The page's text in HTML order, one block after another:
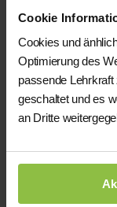
Cookie
Cookies und
Optimierung des
passende
geschaltet und es
an Dritte
Nachhilfe-
möglichst
passende
Ausfall
unterstützt
ihren
Die